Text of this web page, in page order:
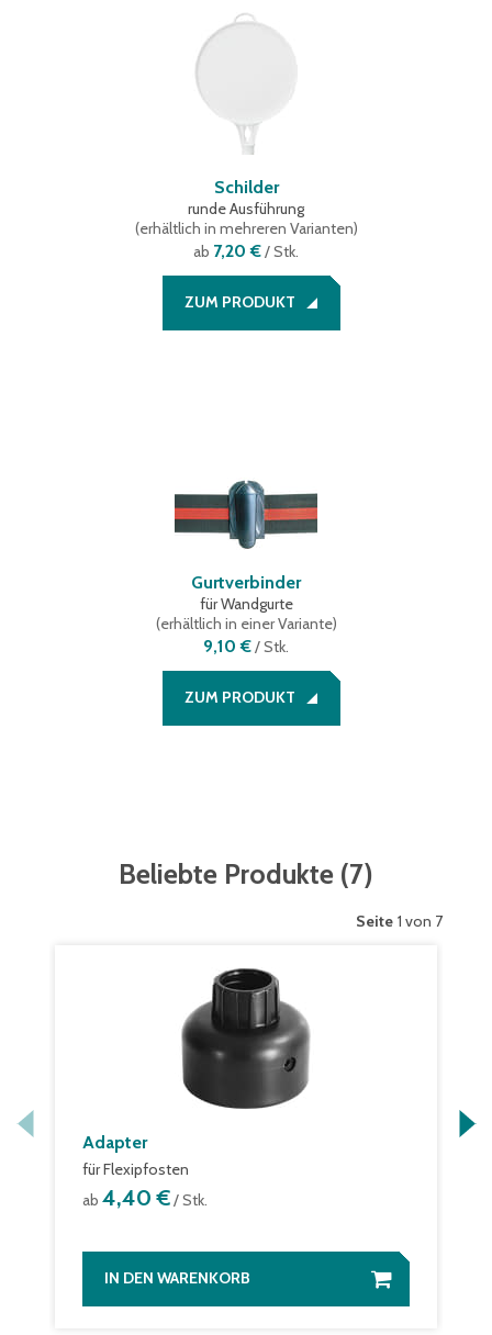
Schilder
runde Ausführung
(erhältlich in mehreren Varianten)
ab 7,20 €/ Stk.
ZUM PRODUKT
Gurtverbinder
für Wandgurte
(erhältlich in einer Variante)
9,10 €/Stk.
ZUM PRODUKT
Beliebte Produkte (7)
Seite 1 von 7
Adapter
für Flexipfosten
ab 4,40 €/ Stk.
IN DEN WARENKORB